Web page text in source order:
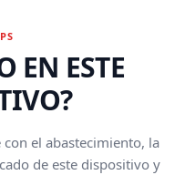
EN ESTE
el abastecimiento, la
de este dispositivo y